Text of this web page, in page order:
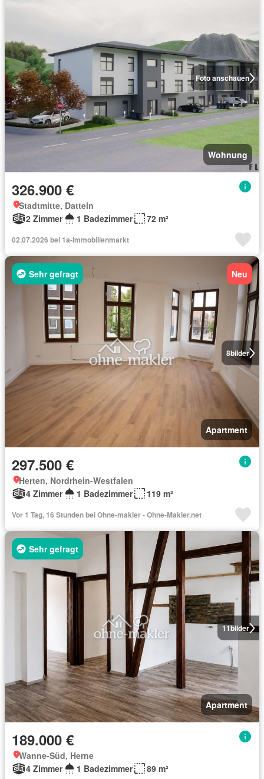
Foto anschauen
Wohnung
326.900 €
Stadtmitte, Datteln
2 Zimmer
1 Badezimmer 72 m²
02.07.2026 bei 1a-Immobilienmarkt
8bilder
Sehr gefragt Neu
Apartment
297.500 €
Herten, Nordrhein-Westfalen
4 Zimmer
1 Badezimmer 119 m²
Vor 1 Tag, 16 Stunden bei Ohne-makler - Ohne-Makler.net
11bilder
Sehr gefragt
Apartment
189.000 €
Wanne-Süd, Herne
4 Zimmer
1 Badezimmer 89 m²